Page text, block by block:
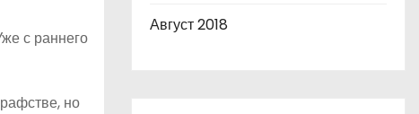
с раннего
но
Август 2018